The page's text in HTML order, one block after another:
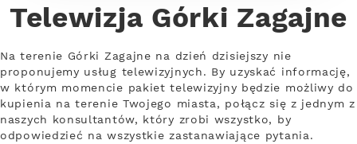
Telewizja Górki Zagajne
Na terenie Górki Zagajne na dzień dzisiejszy nie
proponujemy usług telewizyjnych. By uzyskać informację,
w którym momencie pakiet telewizyjny będzie możliwy do
kupienia na terenie Twojego miasta, połącz się z jednym z
naszych konsultantów, który zrobi wszystko, by
odpowiedzieć na wszystkie zastanawiające pytania.